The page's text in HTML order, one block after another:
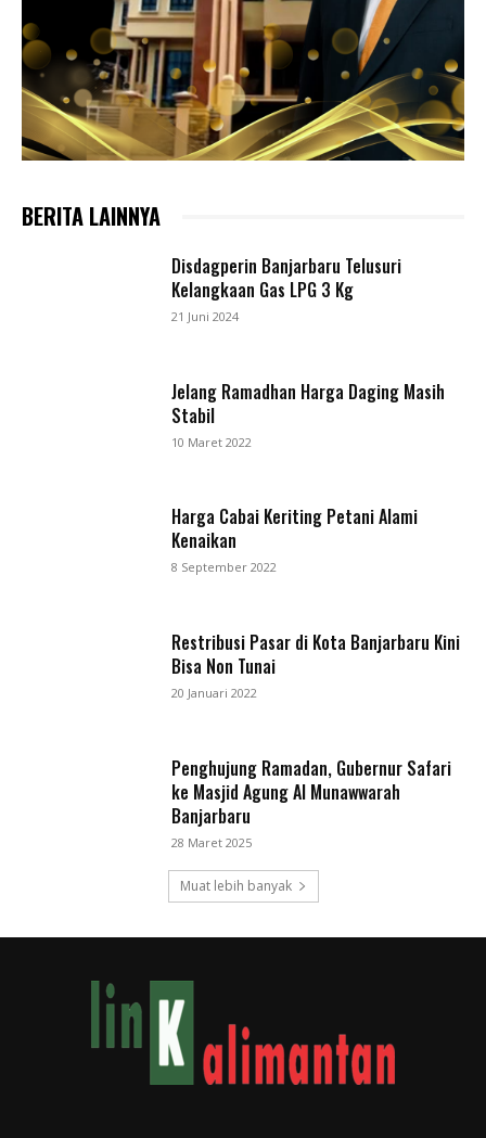
BERITA LAINNYA
Disdagperin Banjarbaru Telusuri
Kelangkaan Gas LPG 3 Kg
21 Juni 2024
Jelang Ramadhan Harga Daging Masih
Stabil
10 Maret 2022
Harga Cabai Keriting Petani Alami
Kenaikan
8 September 2022
Restribusi Pasar di Kota Banjarbaru Kini
Bisa Non Tunai
20 Januari 2022
Penghujung Ramadan, Gubernur Safari
ke Masjid Agung Al Munawwarah
Banjarbaru
28 Maret 2025
Muat lebih banyak